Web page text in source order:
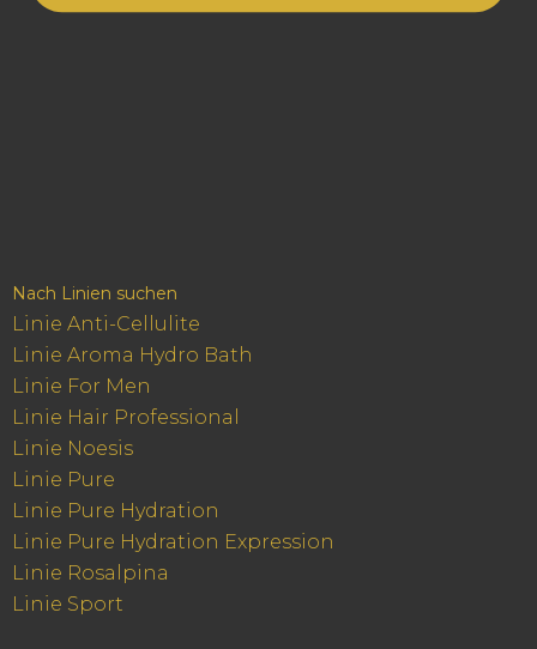
Nach Linien suchen
Linie Anti-Cellulite
Linie Aroma Hydro Bath
Linie For Men
Linie Hair Professional
Linie Noesis
Linie Pure
Linie Pure Hydration
Linie Pure Hydration Expression
Linie Rosalpina
Linie Sport